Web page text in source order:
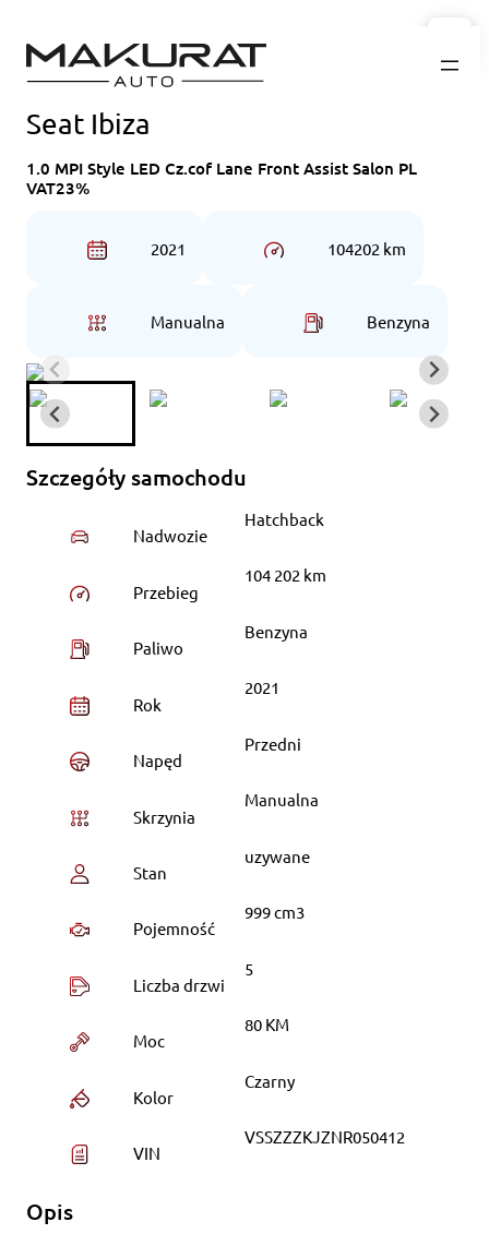
do
treści
Seat Ibiza
1.0 MPI Style LED Cz.cof Lane Front Assist Salon PL
VAT23%
2021 104202 km
Manualna Benzyna
Szczegóły samochodu
Nadwozie
Hatchback
Przebieg
104 202 km
Paliwo
Benzyna
Rok
2021
Napęd
Przedni
Skrzynia
Manualna
Stan
uzywane
Pojemność
999 cm3
Liczba drzwi
5
Moc
80 KM
Kolor
Czarny
VIN
VSSZZZKJZNR050412
Opis